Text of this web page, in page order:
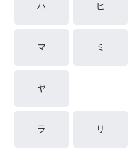
ハ ヒ
マ ミ
ヤ
ラ リ